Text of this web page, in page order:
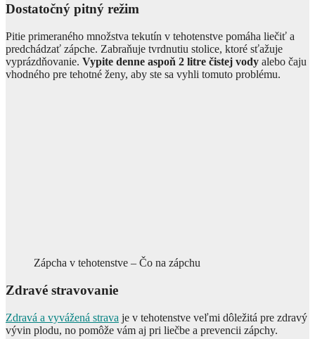
Dostatočný pitný režim
Pitie primeraného množstva tekutín v tehotenstve pomáha liečiť a
predchádzať zápche. Zabraňuje tvrdnutiu stolice, ktoré sťažuje
vyprázdňovanie. Vypite denne aspoň 2 litre čistej vody alebo čaju
vhodného pre tehotné ženy, aby ste sa vyhli tomuto problému.
Zápcha v tehotenstve – Čo na zápchu
Zdravé stravovanie
Zdravá a vyvážená strava je v tehotenstve veľmi dôležitá pre zdravý
vývin plodu, no pomôže vám aj pri liečbe a prevencii zápchy.